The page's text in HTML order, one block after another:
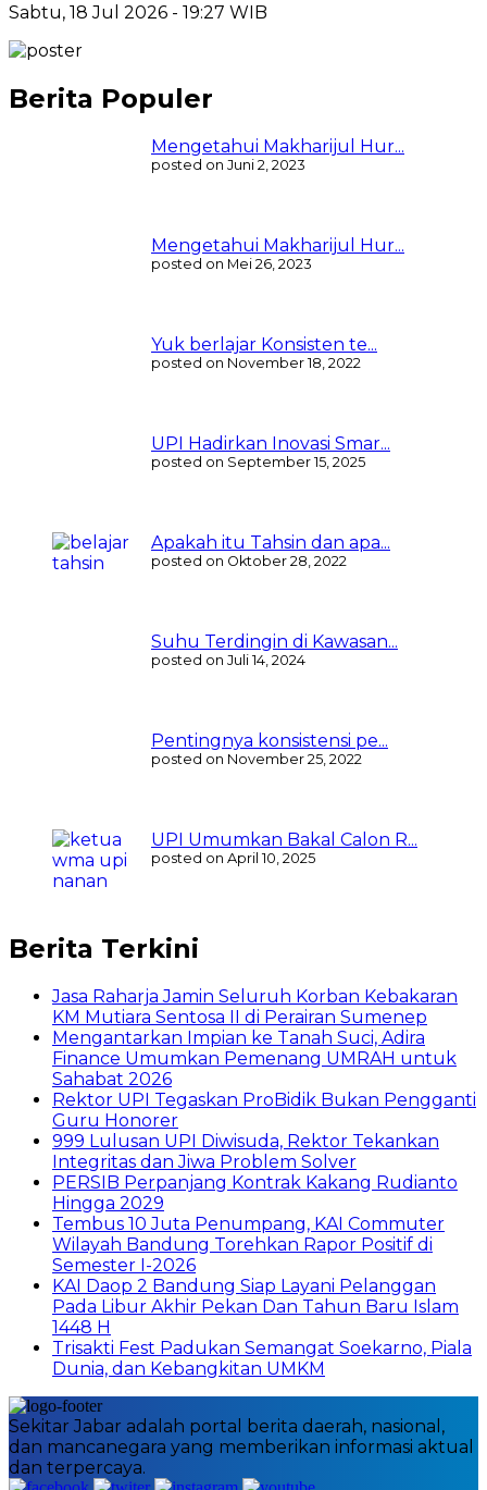
Sabtu, 18 Jul 2026 - 19:27 WIB
Berita Populer
Mengetahui Makharijul Hur...
posted on Juni 2, 2023
Mengetahui Makharijul Hur...
posted on Mei 26, 2023
Yuk berlajar Konsisten te...
posted on November 18, 2022
UPI Hadirkan Inovasi Smar...
posted on September 15, 2025
Apakah itu Tahsin dan apa...
posted on Oktober 28, 2022
Suhu Terdingin di Kawasan...
posted on Juli 14, 2024
Pentingnya konsistensi pe...
posted on November 25, 2022
UPI Umumkan Bakal Calon R...
posted on April 10, 2025
Berita Terkini
Jasa Raharja Jamin Seluruh Korban Kebakaran
KM Mutiara Sentosa II di Perairan Sumenep
Mengantarkan Impian ke Tanah Suci, Adira
Finance Umumkan Pemenang UMRAH untuk
Sahabat 2026
Rektor UPI Tegaskan ProBidik Bukan Pengganti
Guru Honorer
999 Lulusan UPI Diwisuda, Rektor Tekankan
Integritas dan Jiwa Problem Solver
PERSIB Perpanjang Kontrak Kakang Rudianto
Hingga 2029
Tembus 10 Juta Penumpang, KAI Commuter
Wilayah Bandung Torehkan Rapor Positif di
Semester I-2026
KAI Daop 2 Bandung Siap Layani Pelanggan
Pada Libur Akhir Pekan Dan Tahun Baru Islam
1448 H
Trisakti Fest Padukan Semangat Soekarno, Piala
Dunia, dan Kebangkitan UMKM
Sekitar Jabar adalah portal berita daerah, nasional,
dan mancanegara yang memberikan informasi aktual
dan terpercaya.